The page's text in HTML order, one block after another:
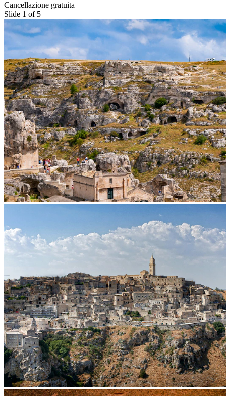
Cancellazione gratuita
Slide 1 of 5